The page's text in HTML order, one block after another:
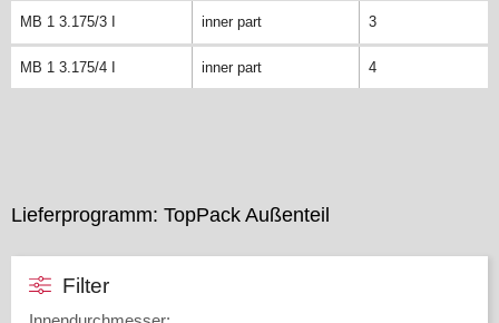
MB 1 3.175/3 I inner part 3
MB 1 3.175/4 I inner part 4
Lieferprogramm: TopPack Außenteil
Filter